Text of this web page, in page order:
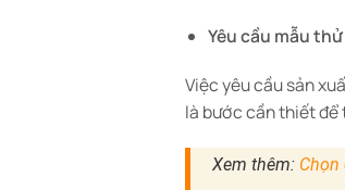
Yêu cầu mẫu
Việc yêu cầu sản
là bước cần thiết để
Xem thêm: Chọn